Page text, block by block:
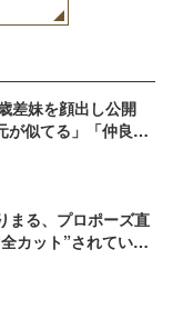
差妹を顔出し公開
が似てる」「仲良し
まる、プロポーズ直
カット”されていた